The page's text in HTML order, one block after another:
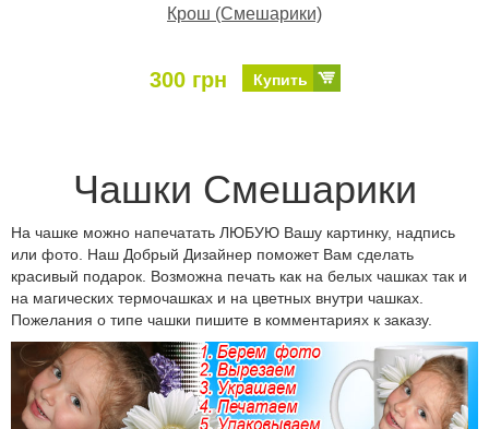
Крош (Смешарики)
300 грн Купить
Чашки Смешарики
На чашке можно напечатать ЛЮБУЮ Вашу картинку, надпись
или фото. Наш Добрый Дизайнер поможет Вам сделать
красивый подарок. Возможна печать как на белых чашках так и
на магических термочашках и на цветных внутри чашках.
Пожелания о типе чашки пишите в комментариях к заказу.